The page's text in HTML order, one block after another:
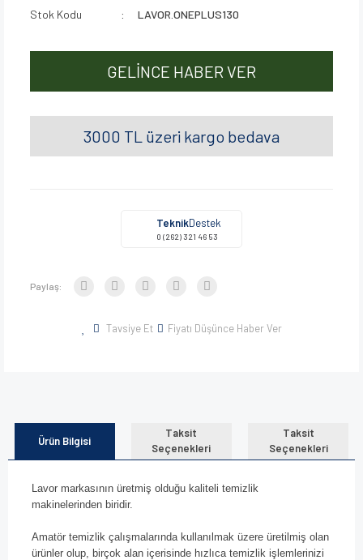
Stok Kodu
LAVOR.ONEPLUS130
GELİNCE HABER VER
3000 TL üzeri kargo bedava
TeknikDestek
0 (262) 321 46 53
Paylaş:
Tavsiye Et Fiyatı Düşünce Haber Ver
Ürün Bilgisi
Taksit
Seçenekleri
Taksit
Seçenekleri
Lavor markasının üretmiş olduğu kaliteli temizlik
makinelerinden biridir.
Amatör temizlik çalışmalarında kullanılmak üzere üretilmiş olan
ürünler olup, birçok alan içerisinde hızlıca temizlik işlemlerinizi